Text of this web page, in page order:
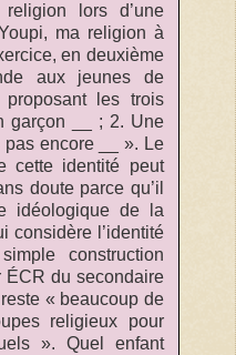
lors d’une
ma religion à
en deuxième
aux jeunes de
les trois
garçon __ ; 2. Une
encore __ ». Le
cette identité peut
doute parce qu’il
idéologique de la
considère l’identité
construction
ÉCR du secondaire
« beaucoup de
religieux pour
». Quel enfant